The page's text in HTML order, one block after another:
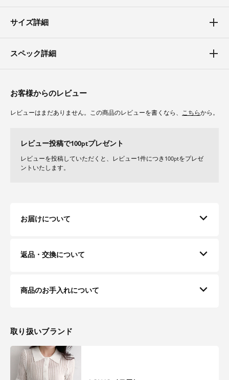
サイズ詳細
スペック詳細
お客様からのレビュー
レビューはまだありません。この商品のレビューを書くなら、 こちらから。
レビュー投稿で100ptプレゼント
レビューを投稿していただくと、レビュー1件につき100ptをプレゼ
ントいたします。
お届けについて
返品・交換について
商品のお手入れについて
取り扱いブランド